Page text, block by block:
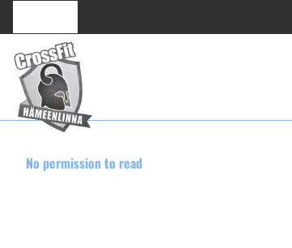
No permission to read